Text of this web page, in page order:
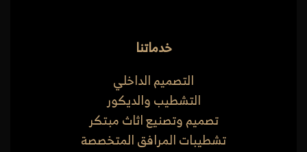
خدماتنا
التصميم الداخلي
التشطيب والديكور
تصميم وتصنيع اثاث مبتكر
تشطيبات المرافق المتخصصة